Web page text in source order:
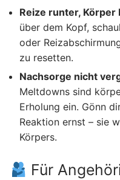
Reize runter, Körper
über dem Kopf,
oder
zu resetten.
Nachsorge nicht
Meltdowns sind
Erholung ein. Gönn
Reaktion ernst – sie
Körpers.
Für